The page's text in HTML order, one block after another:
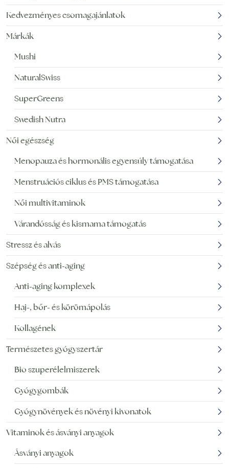
Kedvezményes csomagajánlatok
Márkák
Mushi
NaturalSwiss
SuperGreens
Swedish Nutra
Női egészség
Menopauza és hormonális egyensúly támogatása
Menstruációs ciklus és PMS támogatása
Női multivitaminok
Várandósság és kismama támogatás
Stressz és alvás
Szépség és anti-aging
Anti-aging komplexek
Haj-, bőr- és körömápolás
Kollagének
Természetes gyógyszertár
Bio szuperélelmiszerek
Gyógygombák
Gyógynövények és növényi kivonatok
Vitaminok és ásványi anyagok
Ásványi anyagok